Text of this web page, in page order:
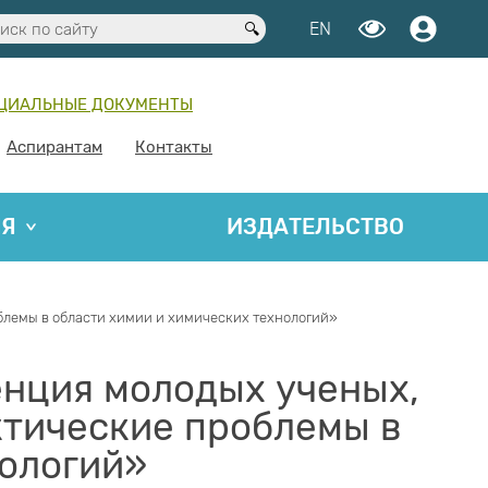
EN
ДОКУМЕНТЫ
Аспирантам Контакты
ИЗДАТЕЛЬСТВО
в области химии и химических технологий»
молодых ученых,
проблемы в